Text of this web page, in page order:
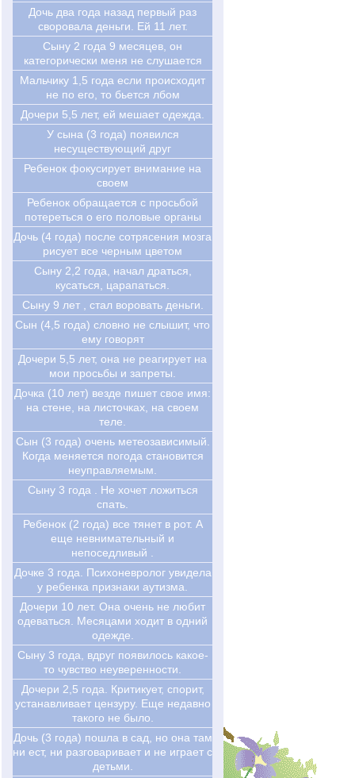
Дочь два года назад первый раз
своровала деньги. Ей 11 лет.
Cыну 2 года 9 месяцев, он
категорически меня не слушается
Мальчику 1,5 года если происходит
не по его, то бьется лбом
Дочери 5,5 лет, ей мешает одежда.
У сына (3 года) появился
несуществующий друг
Ребенок фокусирует внимание на
своем
Ребенок обращается с просьбой
потереться о его половые органы
Дочь (4 года) после сотрясения мозга
рисует все черным цветом
Сыну 2,2 года, начал драться,
кусаться, царапаться.
Сыну 9 лет , стал воровать деньги.
Сын (4,5 года) словно не слышит, что
ему говорят
Дочери 5,5 лет, она не реагирует на
мои просьбы и запреты.
Дочка (10 лет) везде пишет свое имя:
на стене, на листочках, на своем
теле.
Сын (3 года) очень метеозависимый.
Когда меняется погода становится
неуправляемым.
Сыну 3 года . Не хочет ложиться
спать.
Ребенок (2 года) все тянет в рот. А
еще невнимательный и
непоседливый .
Дочке 3 года. Психоневролог увидела
у ребенка признаки аутизма.
Дочери 10 лет. Она очень не любит
одеваться. Месяцами ходит в одний
одежде.
Сыну 3 года, вдруг появилось какое-
то чувство неуверенности.
Дочери 2,5 года. Критикует, спорит,
устанавливает цензуру. Еще недавно
такого не было.
Дочь (3 года) пошла в сад, но она там
ни ест, ни разговаривает и не играет с
детьми.